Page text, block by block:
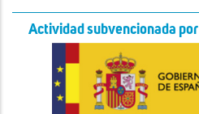
Actividad subvencionada